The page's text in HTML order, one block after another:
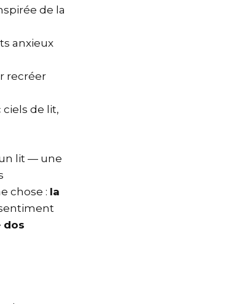
de la
anxieux
recréer
de lit,
lit — une
chose : la
dos